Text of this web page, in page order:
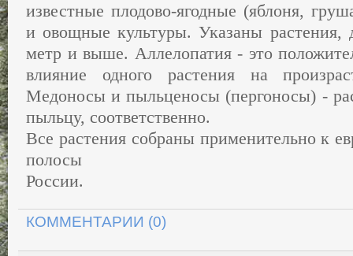
известные плодово-ягодные (яблоня,
и овощные культуры. Указаны растения,
метр и выше. Аллелопатия - это
влияние одного растения на
Медоносы и пыльценосы (пергоносы) -
пыльцу, соответственно.
Все растения собраны применительно к
полосы
России.
КОММЕНТАРИИ (0)